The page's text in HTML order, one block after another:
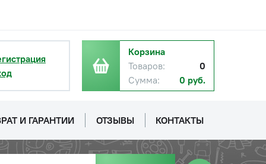
Корзина
Товаров:
0
Сумма:
0 руб.
И ГАРАНТИИ ОТЗЫВЫ КОНТАКТЫ